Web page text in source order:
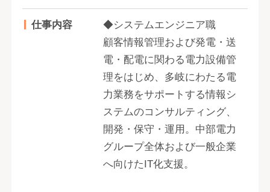
仕事内容
◆システムエンジニア職
顧客情報管理および発電・送
電・配電に関わる電力設備管
理をはじめ、多岐にわたる電
力業務をサポートする情報シ
ステムのコンサルティング、
開発・保守・運用。中部電力
グループ全体および一般企業
へ向けたIT化支援。